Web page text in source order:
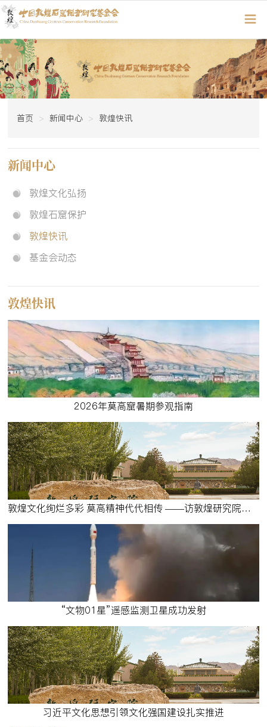
首页 新闻中心 敦煌快讯
新闻中心
敦煌文化弘扬
敦煌石窟保护
敦煌快讯
基金会动态
敦煌快讯
2026年莫高窟暑期参观指南
敦煌文化绚烂多彩 莫高精神代代相传 ——访敦煌研究院党委委员、副院长俞天秀
“文物01星”遥感监测卫星成功发射
习近平文化思想引领文化强国建设扎实推进